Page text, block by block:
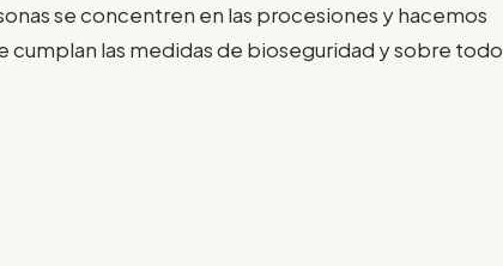
se concentren en las procesiones y hacemos
cumplan las medidas de bioseguridad y sobre todo